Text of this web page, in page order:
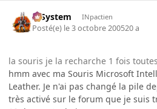
X-System INpactien
Posté(e) le 3 octobre 200520 a
la souris je la recharche 1 fois
hmm avec ma Souris Microsoft
Leather. Je n'ai pas changé la pile
très activé sur le forum que je suis